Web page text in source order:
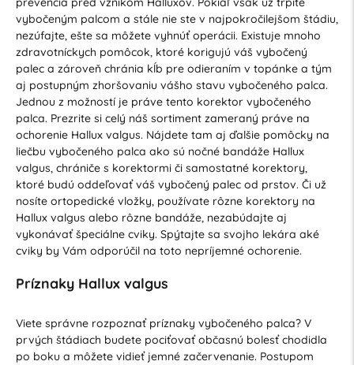
vybočeným palcom a stále nie ste v najpokročilejšom štádiu,
nezúfajte, ešte sa môžete vyhnúť operácii. Existuje mnoho
zdravotníckych pomôcok, ktoré korigujú váš vybočený
palec a zároveň chránia kĺb pre odieraním v topánke a tým
aj postupným zhoršovaniu vášho stavu vybočeného palca.
Jednou z možností je práve tento korektor vybočeného
palca. Prezrite si celý náš sortiment zameraný práve na
ochorenie Hallux valgus. Nájdete tam aj ďalšie pomôcky na
liečbu vybočeného palca ako sú nočné bandáže Hallux
valgus, chrániče s korektormi či samostatné korektory,
ktoré budú oddeľovať váš vybočený palec od prstov. Či už
nosíte ortopedické vložky, používate rôzne korektory na
Hallux valgus alebo rôzne bandáže, nezabúdajte aj
vykonávať špeciálne cviky. Spýtajte sa svojho lekára aké
cviky by Vám odporúčil na toto nepríjemné ochorenie.
Príznaky Hallux valgus
Viete správne rozpoznať príznaky vybočeného palca? V
prvých štádiach budete pociťovať občasnú bolesť chodidla
po boku a môžete vidieť jemné začervenanie. Postupom